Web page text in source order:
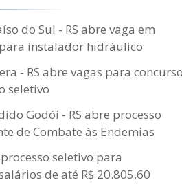
do Sul - RS abre vaga em
instalador hidráulico
- RS abre vagas para
seletivo
Godói - RS abre processo
de Combate às Endemias
processo seletivo para
de até R$ 20.805,60